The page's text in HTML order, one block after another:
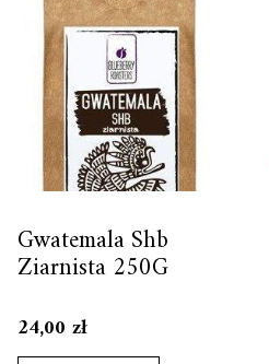
Gwatemala Shb
Ziarnista 250G
24,00 zł